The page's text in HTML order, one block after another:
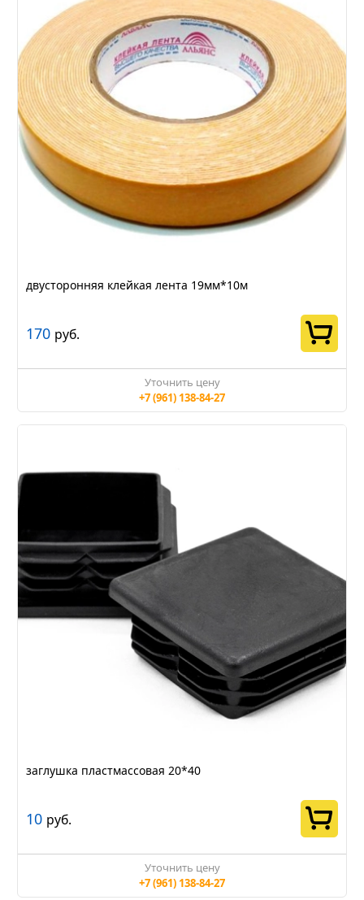
двусторонняя клейкая лента 19мм*10м
170 руб.
Уточнить цену
+7 (961) 138-84-27
заглушка пластмассовая 20*40
10 руб.
Уточнить цену
+7 (961) 138-84-27